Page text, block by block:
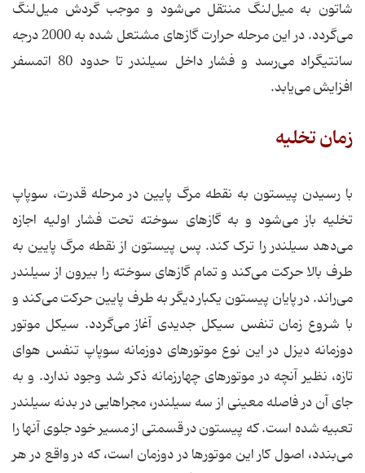
شاتون به میل‌لنگ منتقل می‌شود و موجب گردش میل‌لنگ
می‌گردد. در این مرحله حرارت گازهای مشتعل شده به 2000 درجه
سانتیگراد می‌رسد و فشار داخل سیلندر تا حدود 80 اتمسفر
افزایش می‌یابد.
زمان تخلیه
با رسیدن پیستون به نقطه مرگ پایین در مرحله قدرت، سوپاپ
تخلیه باز می‌شود و به گازهای سوخته تحت فشار اولیه اجازه
می‌دهد سیلندر را ترک کند. پس پیستون از نقطه مرگ پایین به
طرف بالا حرکت می‌کند و تمام گازهای سوخته را بیرون از سیلندر
می‌راند. در پایان پیستون یکبار دیگر به طرف پایین حرکت می‌کند و
با شروع زمان تنفس سیکل جدیدی آغاز می‌گردد. سیکل موتور
دوزمانه دیزل در این نوع موتورهای دوزمانه سوپاپ تنفس هوای
تازه، نظیر آنچه در موتورهای چهارزمانه ذکر شد وجود ندارد. و به
جای آن در فاصله معینی از سه سیلندر، مجراهایی در بدنه سیلندر
تعبیه شده است. که پیستون در قسمتی از مسیر خود جلوی آنها را
می‌بندد، اصول کار این موتورها در دوزمان است، که در واقع در هر